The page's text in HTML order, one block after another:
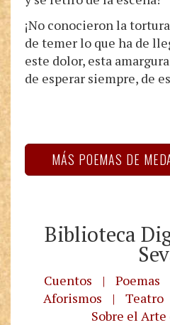
¡No conocieron la tortura
de temer lo que ha de
este dolor, esta amargura
de esperar siempre, de
MÁS POEMAS DE
Biblioteca
Cuentos | Poemas
Aforismos
| Teatro
Sobre el Arte